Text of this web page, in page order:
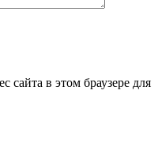
сайта в этом браузере для